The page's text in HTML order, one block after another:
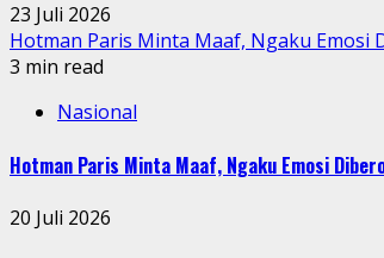
23 Juli 2026
Hotman Paris Minta Maaf, Ngaku Emosi
3 min read
Nasional
Hotman Paris Minta Maaf, Ngaku Emosi
20 Juli 2026